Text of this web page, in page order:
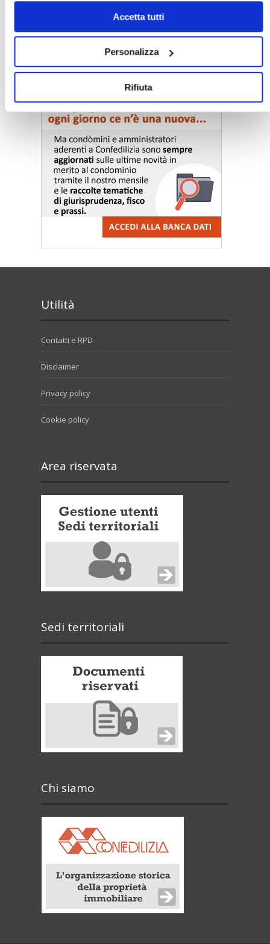
solo i cookie necessari.
Accetta tutti
Personalizza
Rifiuta
〉 Notizie e Banche dati
Utilità
Contatti e RPD
Disclaimer
Privacy policy
Cookie policy
Area riservata
Sedi territoriali
Chi siamo